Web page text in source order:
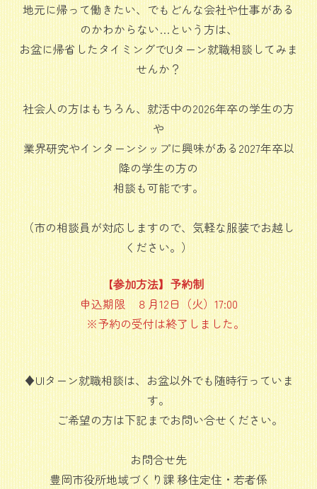
地元に帰って働きたい、でもどんな会社や仕事がある
のかわからない…という方は、
お盆に帰省したタイミングでUターン就職相談してみま
せんか？
社会人の方はもちろん、就活中の2026年卒の学生の方
や
業界研究やインターンシップに興味がある2027年卒以
降の学生の方の
相談も可能です。
（市の相談員が対応しますので、気軽な服装でお越し
ください。）
【参加方法】予約制
申込期限 ８月12日（火）17:00
※予約の受付は終了しました。
♦UIターン就職相談は、お盆以外でも随時行っていま
す。
ご希望の方は下記までお問い合せください。
お問合せ先
豊岡市役所地域づくり課 移住定住・若者係